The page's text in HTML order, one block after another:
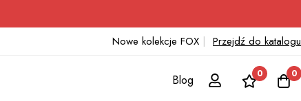
Nowe kolekcje FOX | Przejdź do katalogu
Blog 0 0